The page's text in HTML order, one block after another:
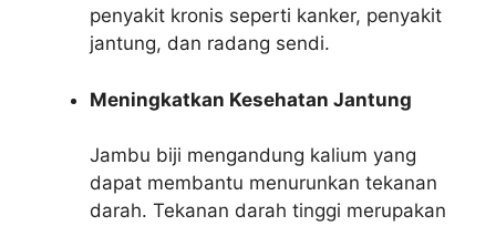
penyakit kronis seperti kanker, penyakit
jantung, dan radang sendi.
Meningkatkan Kesehatan Jantung
Jambu biji mengandung kalium yang
dapat membantu menurunkan tekanan
darah. Tekanan darah tinggi merupakan